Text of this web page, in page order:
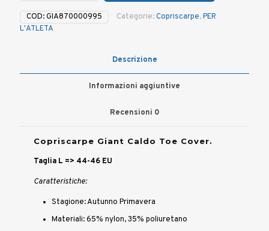
Caldo
Toe
Cover
COD:GIA870000995 Categorie:Copriscarpe,PER
L'ATLETA
Descrizione
Informazioni aggiuntive
Recensioni 0
Copriscarpe Giant Caldo Toe Cover.
Taglia L => 44-46 EU
Caratteristiche:
Stagione: Autunno Primavera
Materiali: 65% nylon, 35% poliuretano